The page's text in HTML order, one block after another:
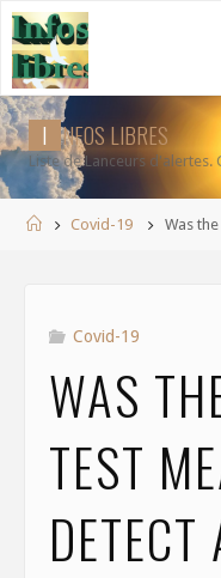
Aller
au
contenu
I NFOSLIBRES
Liste de Lanceurs
AccueilCovid-19 Was
Covid-19
WAS
TEST